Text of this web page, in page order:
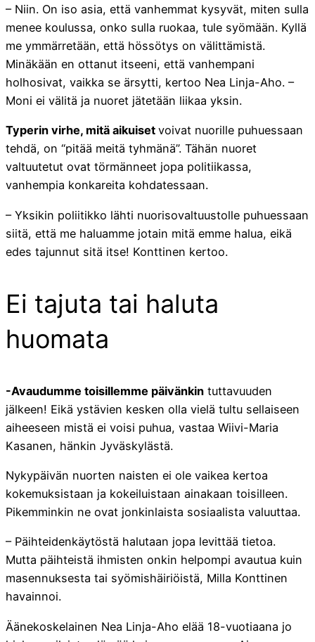
– Niin. On iso asia, että vanhemmat kysyvät, miten sulla
menee koulussa, onko sulla ruokaa, tule syömään. Kyllä
me ymmärretään, että hössötys on välittämistä.
Minäkään en ottanut itseeni, että vanhempani
holhosivat, vaikka se ärsytti, kertoo Nea Linja-Aho. –
Moni ei välitä ja nuoret jätetään liikaa yksin.
Typerin virhe, mitä aikuiset voivat nuorille puhuessaan
tehdä, on “pitää meitä tyhmänä”. Tähän nuoret
valtuutetut ovat törmänneet jopa politiikassa,
vanhempia konkareita kohdatessaan.
– Yksikin poliitikko lähti nuorisovaltuustolle puhuessaan
siitä, että me haluamme jotain mitä emme halua, eikä
edes tajunnut sitä itse! Konttinen kertoo.
Ei tajuta tai haluta
huomata
-Avaudumme toisillemme päivänkin tuttavuuden
jälkeen! Eikä ystävien kesken olla vielä tultu sellaiseen
aiheeseen mistä ei voisi puhua, vastaa Wiivi-Maria
Kasanen, hänkin Jyväskylästä.
Nykypäivän nuorten naisten ei ole vaikea kertoa
kokemuksistaan ja kokeiluistaan ainakaan toisilleen.
Pikemminkin ne ovat jonkinlaista sosiaalista valuuttaa.
– Päihteidenkäytöstä halutaan jopa levittää tietoa.
Mutta päihteistä ihmisten onkin helpompi avautua kuin
masennuksesta tai syömishäiriöistä, Milla Konttinen
havainnoi.
Äänekoskelainen Nea Linja-Aho elää 18-vuotiaana jo